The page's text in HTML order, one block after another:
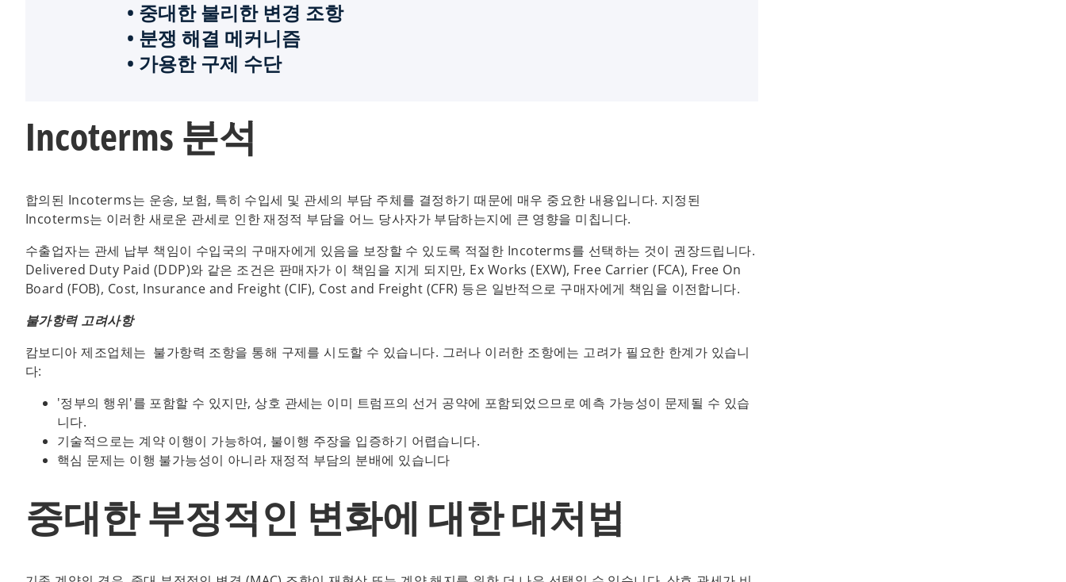
• 중대한 불리한 변경 조항
• 분쟁 해결 메커니즘
• 가용한 구제 수단
Incoterms 분석
합의된 Incoterms는 운송, 보험, 특히 수입세 및 관세의 부담 주체를 결정하기 때문에 매우 중요한 내용입니다. 지정된
Incoterms는 이러한 새로운 관세로 인한 재정적 부담을 어느 당사자가 부담하는지에 큰 영향을 미칩니다.
수출업자는 관세 납부 책임이 수입국의 구매자에게 있음을 보장할 수 있도록 적절한 Incoterms를 선택하는 것이 권장드립니다.
Delivered Duty Paid (DDP)와 같은 조건은 판매자가 이 책임을 지게 되지만, Ex Works (EXW), Free Carrier (FCA), Free On
Board (FOB), Cost, Insurance and Freight (CIF), Cost and Freight (CFR) 등은 일반적으로 구매자에게 책임을 이전합니다.
불가항력 고려사항
캄보디아 제조업체는 불가항력 조항을 통해 구제를 시도할 수 있습니다. 그러나 이러한 조항에는 고려가 필요한 한계가 있습니
다:
'정부의 행위'를 포함할 수 있지만, 상호 관세는 이미 트럼프의 선거 공약에 포함되었으므로 예측 가능성이 문제될 수 있습
니다.
기술적으로는 계약 이행이 가능하여, 불이행 주장을 입증하기 어렵습니다.
핵심 문제는 이행 불가능성이 아니라 재정적 부담의 분배에 있습니다
중대한 부정적인 변화에 대한 대처법